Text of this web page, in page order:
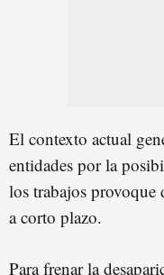
El contexto actual
entidades por la
los trabajos provoque
a corto plazo.
Para frenar la